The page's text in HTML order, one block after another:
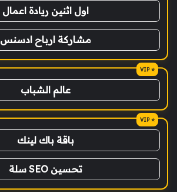
اول اثنين ريادة اعمال
مشاركة ارباح ادسنس
عالم الشباب
باقة باك لينك
تحسين SEO سلة